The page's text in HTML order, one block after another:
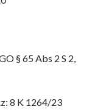
§ 65 Abs 2 S 2,
8 K 1264/23